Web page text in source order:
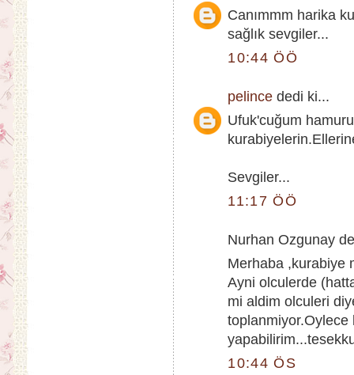
Canımmm harika
sağlık sevgiler...
10:44 ÖÖ
pelince dedi ki...
Ufuk'cuğum
Sevgiler...
11:17 ÖÖ
Nurhan Ozgunay
Merhaba ,kurabiye
Ayni olculerde
mi aldim olculeri
10:44 ÖS